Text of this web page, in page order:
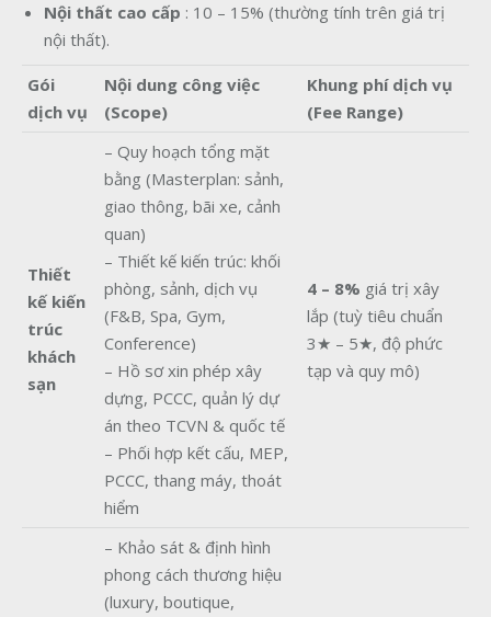
Nội thất cao cấp : 10 – 15% (thường tính trên giá trị
nội thất).
Gói
dịch vụ
Nội dung công việc
(Scope)
Khung phí dịch vụ
(Fee Range)
Thiết
kế kiến
trúc
khách
sạn
– Quy hoạch tổng mặt
bằng (Masterplan: sảnh,
giao thông, bãi xe, cảnh
quan)
– Thiết kế kiến trúc: khối
phòng, sảnh, dịch vụ
(F&B, Spa, Gym,
Conference)
– Hồ sơ xin phép xây
dựng, PCCC, quản lý dự
án theo TCVN & quốc tế
– Phối hợp kết cấu, MEP,
PCCC, thang máy, thoát
hiểm
4 – 8% giá trị xây
lắp (tuỳ tiêu chuẩn
3★ – 5★, độ phức
tạp và quy mô)
– Khảo sát & định hình
phong cách thương hiệu
(luxury, boutique,